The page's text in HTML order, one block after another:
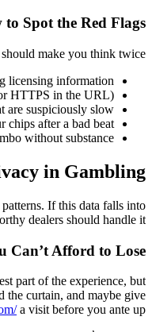
to Spot the Red Flags
make you think twice:
licensing information
HTTPS in the URL)
are suspiciously slow
chips after a bad beat
without substance
in Gambling
If this data falls into
dealers should handle it.
Can’t Afford to Lose
part of the experience, but
the curtain, and maybe give
a visit before you ante up.